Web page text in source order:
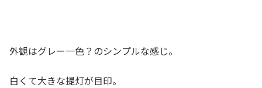
外観はグレー一色？のシンプルな感じ。
白くて大きな提灯が目印。